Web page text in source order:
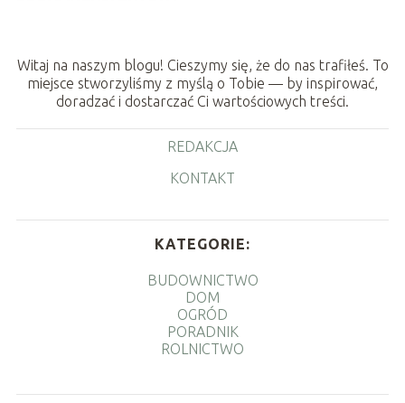
Witaj na naszym blogu! Cieszymy się, że do nas trafiłeś. To
miejsce stworzyliśmy z myślą o Tobie — by inspirować,
doradzać i dostarczać Ci wartościowych treści.
REDAKCJA
KONTAKT
KATEGORIE:
BUDOWNICTWO
DOM
OGRÓD
PORADNIK
ROLNICTWO